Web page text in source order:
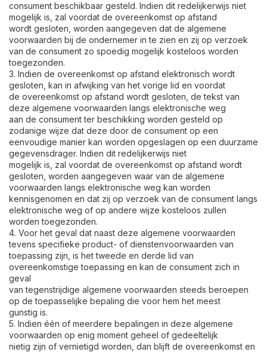
consument beschikbaar gesteld. Indien dit redelijkerwijs niet
mogelijk is, zal voordat de overeenkomst op afstand
wordt gesloten, worden aangegeven dat de algemene
voorwaarden bij de ondernemer in te zien en zij op verzoek
van de consument zo spoedig mogelijk kosteloos worden
toegezonden.
3. Indien de overeenkomst op afstand elektronisch wordt
gesloten, kan in afwijking van het vorige lid en voordat
de overeenkomst op afstand wordt gesloten, de tekst van
deze algemene voorwaarden langs elektronische weg
aan de consument ter beschikking worden gesteld op
zodanige wijze dat deze door de consument op een
eenvoudige manier kan worden opgeslagen op een duurzame
gegevensdrager. Indien dit redelijkerwijs niet
mogelijk is, zal voordat de overeenkomst op afstand wordt
gesloten, worden aangegeven waar van de algemene
voorwaarden langs elektronische weg kan worden
kennisgenomen en dat zij op verzoek van de consument langs
elektronische weg of op andere wijze kosteloos zullen
worden toegezonden.
4. Voor het geval dat naast deze algemene voorwaarden
tevens specifieke product- of dienstenvoorwaarden van
toepassing zijn, is het tweede en derde lid van
overeenkomstige toepassing en kan de consument zich in
geval
van tegenstrijdige algemene voorwaarden steeds beroepen
op de toepasselijke bepaling die voor hem het meest
gunstig is.
5. Indien één of meerdere bepalingen in deze algemene
voorwaarden op enig moment geheel of gedeeltelijk
nietig zijn of vernietigd worden, dan blijft de overeenkomst en